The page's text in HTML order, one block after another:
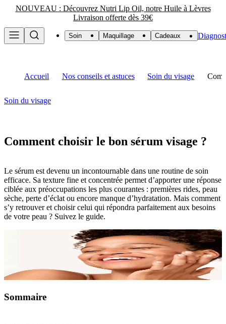
NOUVEAU : Découvrez Nutri Lip Oil, notre Huile à Lèvres
Livraison offerte dès 39€
Soin Maquillage Cadeaux
Accueil Nos conseils et astuces Soin du visage
Soin du visage
Comment choisir le bon sérum visage ?
Le sérum est devenu un incontournable dans une routine de soin
efficace. Sa texture fine et concentrée permet d’apporter une réponse
ciblée aux préoccupations les plus courantes : premières rides, peau
sèche, perte d’éclat ou encore manque d’hydratation. Mais comment
s’y retrouver et choisir celui qui répondra parfaitement aux besoins
de votre peau ? Suivez le guide.
Sommaire